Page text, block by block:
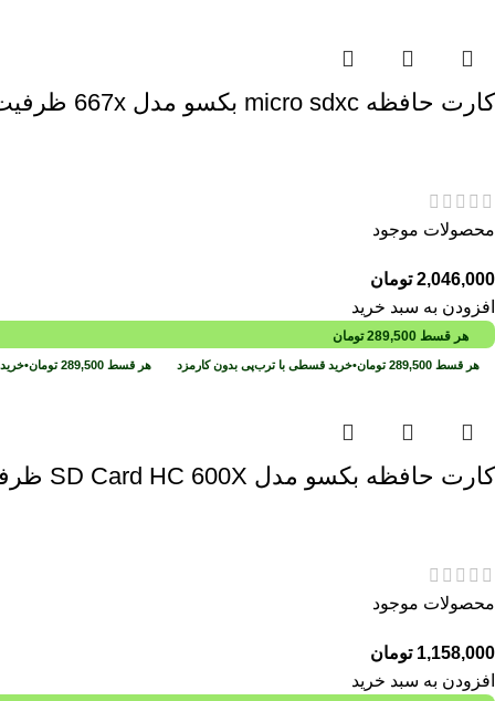
کارت حافظه micro sdxc بکسو مدل 667x ظرفیت 64 گیگابایت
محصولات موجود
2,046,000 تومان
افزودن به سبد خرید
هر قسط 289,500 تومان
هر قسط 289,500 تومان•خرید قسطی با ترب‌پی بدون کارمزد هر قسط 289,500 تومان•
کارت حافظه بکسو مدل SD Card HC 600X ظرفیت 32 گیگابایت
محصولات موجود
1,158,000 تومان
افزودن به سبد خرید